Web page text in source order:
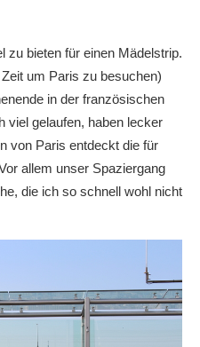
zu bieten für einen Mädelstrip.
um Paris zu besuchen)
in der französischen
viel gelaufen, haben lecker
von Paris entdeckt die für
allem unser Spaziergang
die ich so schnell wohl nicht